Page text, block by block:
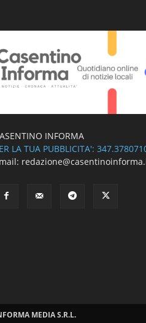
INFORMA
LA TUA PUBBLICITA':
MEDIA S.R.L.